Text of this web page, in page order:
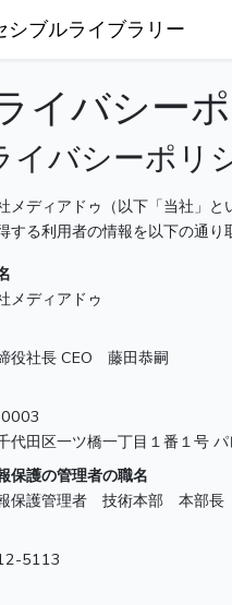
シブルライブラリー
イバシー
イバシーポリ
メディアドゥ（以下「当社」
する利用者の情報を以下の通り
メディアドゥ
役社長 CEO 藤田恭嗣
代田区一ツ橋一丁目１番１号
保護の管理者の職名
保護管理者 技術本部 本部長
5113